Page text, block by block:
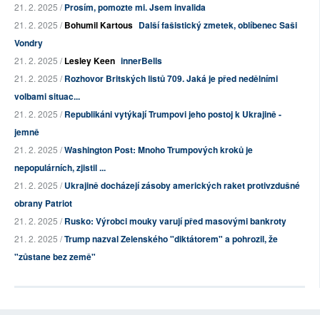
21. 2. 2025 /Prosím, pomozte mi. Jsem invalida
21. 2. 2025 /Bohumil Kartous Další fašistický zmetek, oblíbenec Saši
Vondry
21. 2. 2025 /Lesley Keen innerBells
21. 2. 2025 /Rozhovor Britských listů 709. Jaká je před nedělními
volbami situac...
21. 2. 2025 /Republikáni vytýkají Trumpovi jeho postoj k Ukrajině -
jemně
21. 2. 2025 /Washington Post: Mnoho Trumpových kroků je
nepopulárních, zjistil ...
21. 2. 2025 /Ukrajině docházejí zásoby amerických raket protivzdušné
obrany Patriot
21. 2. 2025 /Rusko: Výrobci mouky varují před masovými bankroty
21. 2. 2025 /Trump nazval Zelenského "diktátorem" a pohrozil, že
"zůstane bez země"